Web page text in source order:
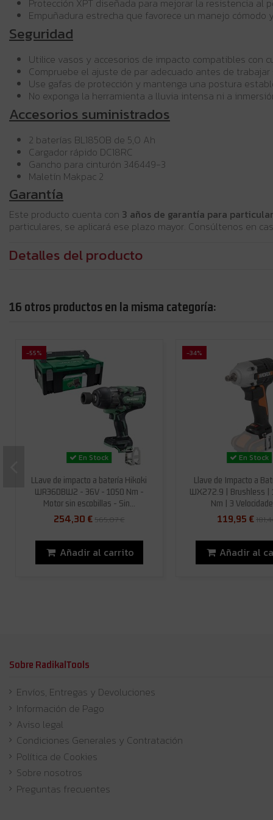
Protección XPT diseñada para mejorar la resistencia al
Empuñadura estrecha que favorece un manejo cómodo
Seguridad
Utilice vasos y accesorios de impacto compatibles con
Compruebe el ajuste de par adecuado antes de
Use gafas de protección y mantenga una postura
No exponga la herramienta a lluvia intensa ni a
Accesorios suministrados
2 baterías BL1850B de 5,0 Ah
Cargador rápido DC18RC
Gancho para cinturón 346449-3
Maletín Makpac 2
Garantía
Este producto cuenta con 3 años de garantía para
particulares, se aplicará ese plazo mayor. Consúltenos en
Detalles del producto
16 otros productos en la misma categoría:
-55%
En Stock
LLave de impacto a batería Hikoki
WR36DBW2 - 36V - 1050 Nm -
Motor sin escobillas - Sin...
254,30 € 565,07 €
Añadir al carrito
-34%
En Stock
Llave de Impacto a
WX272.9 | Brushless
Nm | 3
119,95 €
Añadir al
Sobre RadikalTools
Envíos, Entregas y Devoluciones
Información de Pago
Aviso legal
Condiciones Generales y Contratación
Política de Cookies
Sobre nosotros
Preguntas frecuentes